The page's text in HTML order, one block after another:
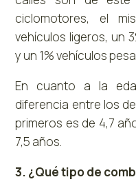
ciclomotores, el
vehículos ligeros, un
y un 1% vehículos
En cuanto a la
diferencia entre los
primeros es de 4,7
7,5 años.
3. ¿Qué tipo de